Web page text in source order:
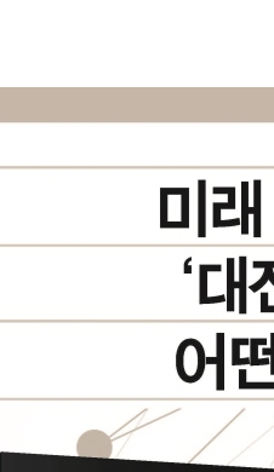
생활의 변화
시장의 변화
향
현황